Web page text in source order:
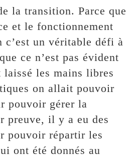
la transition. Parce que
et le fonctionnement
c’est un véritable défi à
ce n’est pas évident
les mains libres
on allait pouvoir
pouvoir gérer la
preuve, il y a eu des
pouvoir répartir les
ont été donnés au